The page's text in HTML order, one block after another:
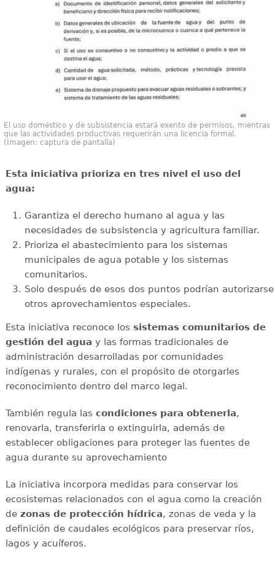
El uso doméstico y de subsistencia estará exento de permisos, mientras
que las actividades productivas requerirán una licencia formal.
(Imagen: captura de pantalla)
Esta iniciativa prioriza en tres nivel el uso del
agua:
Garantiza el derecho humano al agua y las
necesidades de subsistencia y agricultura familiar.
Prioriza el abastecimiento para los sistemas
municipales de agua potable y los sistemas
comunitarios.
Solo después de esos dos puntos podrían autorizarse
otros aprovechamientos especiales.
Esta iniciativa reconoce los sistemas comunitarios de
gestión del agua y las formas tradicionales de
administración desarrolladas por comunidades
indígenas y rurales, con el propósito de otorgarles
reconocimiento dentro del marco legal.
También regula las condiciones para obtenerla,
renovarla, transferirla o extinguirla, además de
establecer obligaciones para proteger las fuentes de
agua durante su aprovechamiento
La iniciativa incorpora medidas para conservar los
ecosistemas relacionados con el agua como la creación
de zonas de protección hídrica, zonas de veda y la
definición de caudales ecológicos para preservar ríos,
lagos y acuíferos.